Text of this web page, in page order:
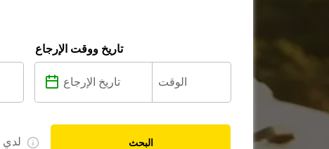
تاريخ ووقت الإرجاع
لدي البحث